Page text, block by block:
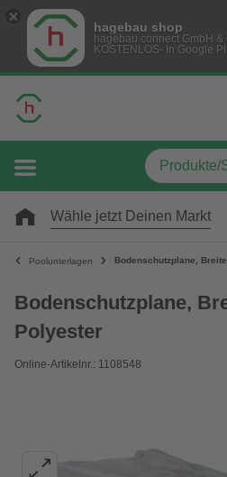
hagebau shop
hagebau connect GmbH &
KOSTENLOS- In Google
Wähle jetzt Deinen Markt
Poolunterlagen Bodenschutzplane,
Bodenschutzplane,
Polyester
Online-Artikelnr.: 1108548